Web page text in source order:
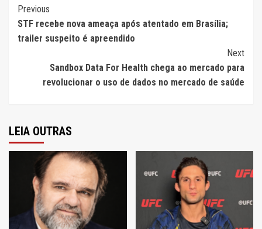
Continue
Reading
Previous
STF recebe nova ameaça após atentado em Brasília;
trailer suspeito é apreendido
Next
Sandbox Data For Health chega ao mercado para
revolucionar o uso de dados no mercado de saúde
LEIA OUTRAS